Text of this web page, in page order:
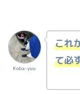
Koba-yuu
これ
て必